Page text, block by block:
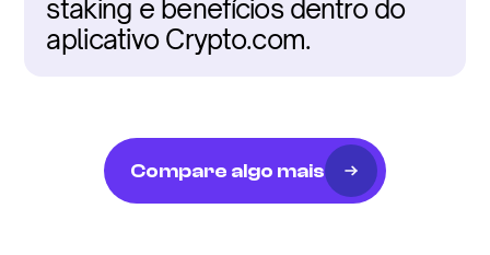
staking e benefícios dentro do
aplicativo Crypto.com.
Compare algo mais